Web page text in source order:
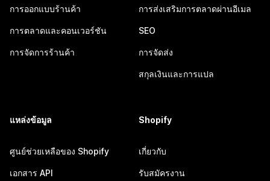
การออกแบบร้านค้า
การตลาดและคอนเวอร์ชัน
การจัดการร้านค้า
การส่งเสริมการตลาดผ่านอีเมล
SEO
การจัดส่ง
สกุลเงินและการแปล
แหล่งข้อมูล
ศูนย์ช่วยเหลือของ Shopify
เอกสาร API
Shopify
เกี่ยวกับ
รับสมัครงาน